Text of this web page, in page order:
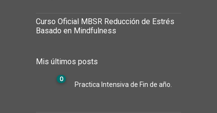
Curso Oficial MBSR Reducción de Estrés
Basado en Mindfulness
Mis últimos posts
0
Practica Intensiva de Fin de año.